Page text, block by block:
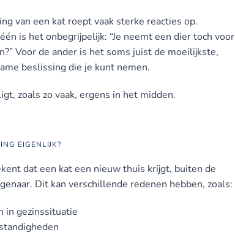
van een kat roept vaak sterke reacties op.
is het onbegrijpelijk: “Je neemt een dier toch voor
Voor de ander is het soms juist de moeilijkste,
beslissing die je kunt nemen.
zoals zo vaak, ergens in het midden.
EIGENLIJK?
dat een kat een nieuw thuis krijgt, buiten de
Dit kan verschillende redenen hebben, zoals:
in gezinssituatie